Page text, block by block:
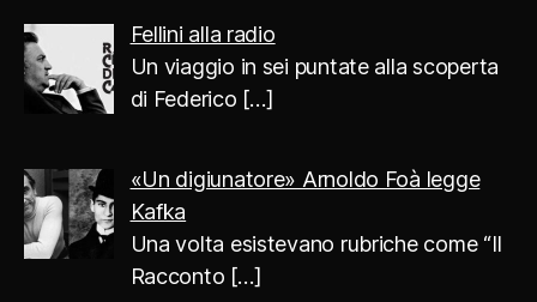
Fellini alla radio
Un viaggio in sei puntate alla scoperta
di Federico […]
«Un digiunatore» Arnoldo Foà legge
Kafka
Una volta esistevano rubriche come “Il
Racconto […]